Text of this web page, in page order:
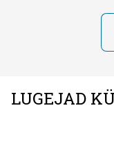
LUGEJAD